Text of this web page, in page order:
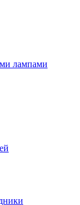
лампами